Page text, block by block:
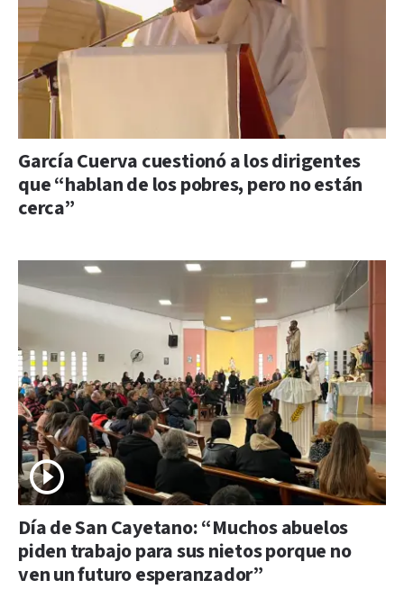
García Cuerva cuestionó a los dirigentes
que “hablan de los pobres, pero no están
cerca”
Día de San Cayetano: “Muchos abuelos
piden trabajo para sus nietos porque no
ven un futuro esperanzador”